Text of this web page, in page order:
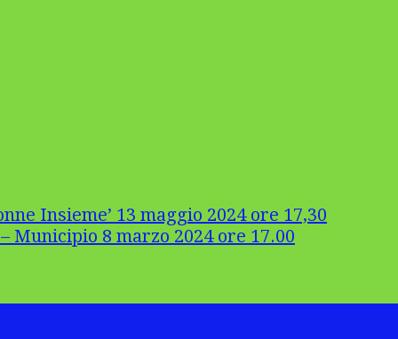
Insieme’ 13 maggio 2024 ore 17,30
Municipio 8 marzo 2024 ore 17.00